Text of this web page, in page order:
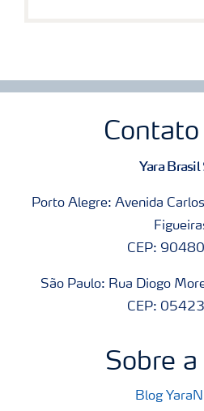
Contato
Yara Brasil
Porto Alegre: Avenida
CEP:
São Paulo: Rua Diogo
CEP:
Sobre a
Blog